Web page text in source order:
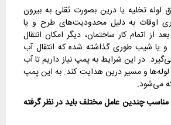
تخلیه یا درین بصورت ثقلی به بیرون
اوقات به دلیل محدودیت‌های طرح و یا
از اتمام کار ساختمان، دیگر امکان انتقال
و یا شیب طوری گذاشته شده که انتقال آب
در این شرایط به پمپ نیاز داریم تا آب
و مسیر درین هدایت کند. به این پمپ
می‌شود.
چندین عامل مختلف باید در نظر گرفته